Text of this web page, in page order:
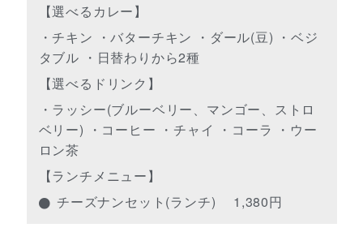
【選べるカレー】
・チキン ・バターチキン ・ダール(豆) ・ベジ
タブル ・日替わりから2種
【選べるドリンク】
・ラッシー(ブルーベリー、マンゴー、ストロ
ベリー) ・コーヒー ・チャイ ・コーラ ・ウー
ロン茶
【ランチメニュー】
チーズナンセット(ランチ) 1,380円